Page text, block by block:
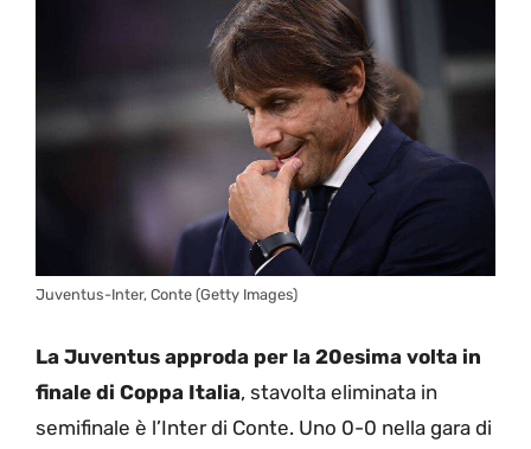
Juventus-Inter, Conte (Getty Images)
La Juventus approda per la 20esima volta in
finale di Coppa Italia, stavolta eliminata in
semifinale è l’Inter di Conte. Uno 0-0 nella gara di